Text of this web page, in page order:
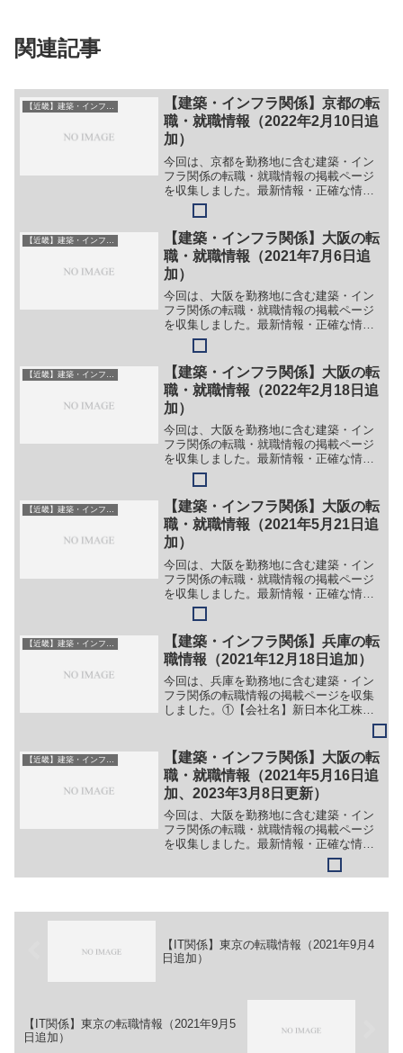
関連記事
【建築・インフラ関係】京都の転
職・就職情報（2022年2月10日追
加）
今回は、京都を勤務地に含む建築・イン
フラ関係の転職・就職情報の掲載ページ
を収集しました。最新情報・正確な情報
は企業サイトでご確認ください。①【会
社名】株式会社京都開発【職務】＞＞
（１）現場スタッフ（年齢：１８歳～／
経験：不問・未経験）【勤務...
【建築・インフラ関係】大阪の転
職・就職情報（2021年7月6日追
加）
今回は、大阪を勤務地に含む建築・イン
フラ関係の転職・就職情報の掲載ページ
を収集しました。最新情報・正確な情報
は企業サイトでご確認ください。①【会
社名】株式会社長谷工リフォーム【職
務】（１）大規模修繕工事の施工管理
（２）設計・デザイン【勤務地...
【近畿】建築・インフラ系
【建築・インフラ関係】大阪の転
職・就職情報（2022年2月18日追
加）
今回は、大阪を勤務地に含む建築・イン
フラ関係の転職・就職情報の掲載ページ
を収集しました。最新情報・正確な情報
は企業サイトでご確認ください。①【会
社名】株式会社古賀技建【職務】＞＞
（１）現場スタッフ【勤務地】大阪府大
阪市住吉区長居1-5-26...
【建築・インフラ関係】大阪の転
職・就職情報（2021年5月21日追
加）
今回は、大阪を勤務地に含む建築・イン
フラ関係の転職・就職情報の掲載ページ
を収集しました。最新情報・正確な情報
は企業サイトでご確認ください。①【会
社名】株式会社東和テクノロジー【職
務】（１）建設コンサルタント【勤務
地】大阪府大阪市淀川区木川東...
【建築・インフラ関係】兵庫の転
職情報（2021年12月18日追加）
今回は、兵庫を勤務地に含む建築・イン
フラ関係の転職情報の掲載ページを収集
しました。①【会社名】新日本化工株式
会社【職務】（１）トンネル・地下鉄な
ど様々な工事に関わる防水工事の施工管
理【勤務地】兵庫県尼崎市東本町3-39等
【詳細】転職・就職情...
【近畿】建築・インフラ系
【建築・インフラ関係】大阪の転
職・就職情報（2021年5月16日追
加、2023年3月8日更新）
今回は、大阪を勤務地に含む建築・イン
フラ関係の転職・就職情報の掲載ページ
を収集しました。最新情報・正確な情報
は企業サイトでご確認ください。①【会
社名】清水総合開発株式会社【職務】
【IT関係】東京の転職情報（2021年9月4
日追加）
【IT関係】東京の転職情報（2021年9月5
日追加）